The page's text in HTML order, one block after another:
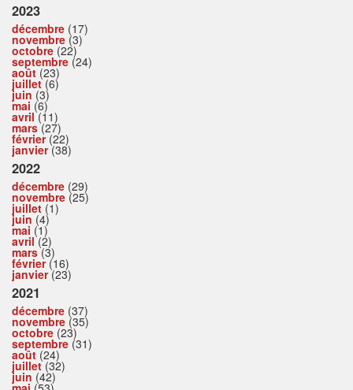
2023
décembre (17)
novembre (3)
octobre (22)
septembre (24)
août (23)
juillet(6)
juin (3)
mai (6)
avril(11)
mars(27)
février(22)
janvier(38)
2022
décembre (29)
novembre (25)
juillet (1)
juin (4)
mai (1)
avril(2)
mars(3)
février(16)
janvier(23)
2021
décembre (37)
novembre (35)
octobre (23)
septembre (31)
août (24)
juillet(32)
juin (42)